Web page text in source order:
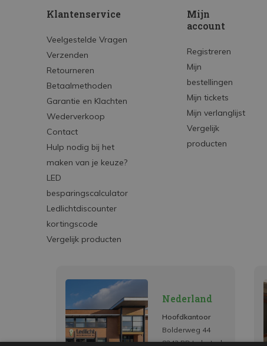
Klantenservice
Veelgestelde Vragen
Verzenden
Retourneren
Betaalmethoden
Garantie en Klachten
Wederverkoop
Contact
Hulp nodig bij het
maken van je keuze?
LED
besparingscalculator
Ledlichtdiscounter
kortingscode
Vergelijk producten
Mijn
account
Registreren
Mijn
bestellingen
Mijn tickets
Mijn verlanglijst
Vergelijk
producten
Nederland
Hoofdkantoor
Bolderweg 44
8243 RD Lelystad